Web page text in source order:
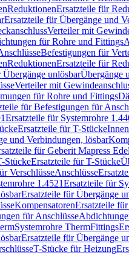
ReduktionenErsatzteile für
Ersatzteile für Übergänge und
Verteiler mit
für Rohre und Fittings
Befestigungen für
ReduktionenErsatzteile für
unlösbarÜbergänge
Verteiler mit
für Rohre und Fittings
für Befestigungen für
Ersatzteile für Systemrohre
Ersatzteile für T-Stücke
und Verbindungen, lösbar
für Geberit Mapress
StückeErsatzteile für T-Stücke
VerschlüsseAnschlüsse
1.4521Ersatzteile für
Ersatzteile für Übergänge
KompensatorenErsatzteile
für Anschlüsse
Systemrohre ThermFittings
Ersatzteile für Übergänge
T-Stücke für Heizung